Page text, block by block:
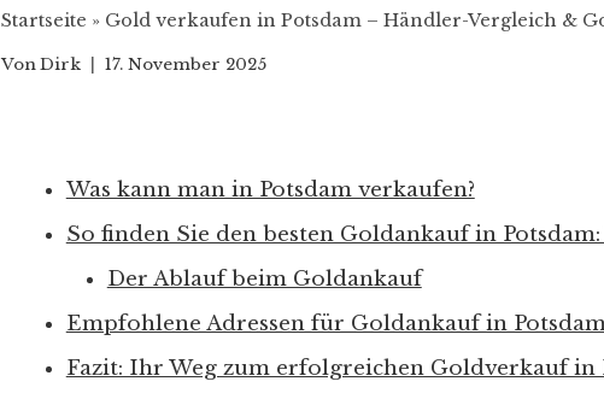
Startseite » Gold verkaufen in Potsdam – Händler-Vergleich &
VonDirk 17. November 2025
Was kann man in Potsdam verkaufen?
So finden Sie den besten Goldankauf in
Der Ablauf beim Goldankauf
Empfohlene Adressen für Goldankauf in
Fazit: Ihr Weg zum erfolgreichen Goldverkauf in